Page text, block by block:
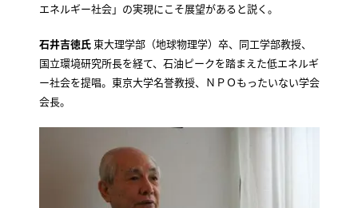
エネルギー社会」の実現にこそ展望があると説く。
石井吉徳氏東大理学部（地球物理学）卒、同工学部教授、
国立環境研究所長を経て、石油ピークを踏まえた低エネルギ
ー社会を提唱。東京大学名誉教授、ＮＰＯもったいない学会
会長。